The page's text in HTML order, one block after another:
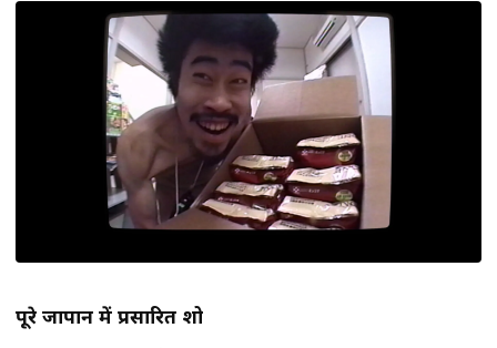
पूरे जापान में प्रसारित शो